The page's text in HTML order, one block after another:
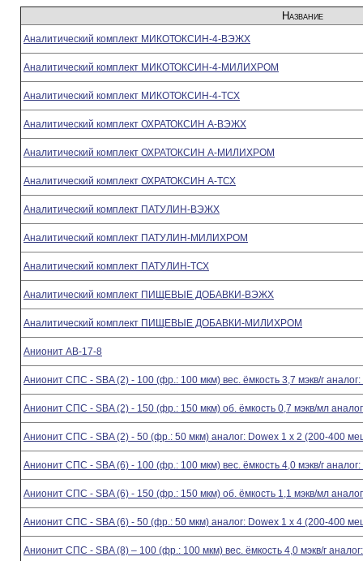
Название
Аналитический комплект МИКОТОКСИН-4-ВЭЖХ
Аналитический комплект МИКОТОКСИН-4-МИЛИХРОМ
Аналитический комплект МИКОТОКСИН-4-ТСХ
Аналитический комплект ОХРАТОКСИН А-ВЭЖХ
Аналитический комплект ОХРАТОКСИН А-МИЛИХРОМ
Аналитический комплект ОХРАТОКСИН А-ТСХ
Аналитический комплект ПАТУЛИН-ВЭЖХ
Аналитический комплект ПАТУЛИН-МИЛИХРОМ
Аналитический комплект ПАТУЛИН-ТСХ
Аналитический комплект ПИЩЕВЫЕ ДОБАВКИ-ВЭЖХ
Аналитический комплект ПИЩЕВЫЕ ДОБАВКИ-МИЛИХРОМ
Анионит АВ-17-8
Анионит СПС - SBA (2) - 100 (фр.: 100 мкм) вес. ёмкость 3,7 мэкв/г
Анионит СПС - SBA (2) - 150 (фр.: 150 мкм) об. ёмкость 0,7 мэкв/мл
Анионит СПС - SBA (2) - 50 (фр.: 50 мкм) аналог: Dowex 1 x 2 (200-400
Анионит СПС - SBA (6) - 100 (фр.: 100 мкм) вес. ёмкость 4,0 мэкв/г
Анионит СПС - SBA (6) - 150 (фр.: 150 мкм) об. ёмкость 1,1 мэкв/мл
Анионит СПС - SBA (6) - 50 (фр.: 50 мкм) аналог: Dowex 1 x 4 (200-400
Анионит СПС - SBA (8) – 100 (фр.: 100 мкм) вес. ёмкость 4,0 мэкв/г